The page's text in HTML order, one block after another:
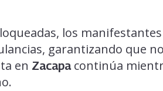
los
garantizando que
en Zacapacontinúa